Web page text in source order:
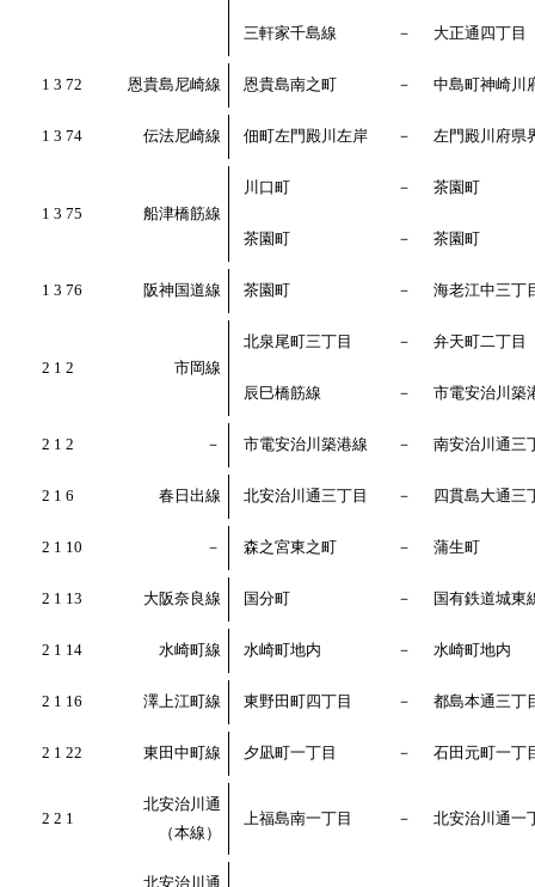
三軒家千島線 － 大正通四丁目
1 3 72 恩貴島尼崎線 恩貴島南之町 － 中島町神崎川
1 3 74 伝法尼崎線 佃町左門殿川左岸 － 左門殿川府県
1 3 75 船津橋筋線
川口町 － 茶園町
茶園町 － 茶園町
1 3 76 阪神国道線 茶園町 － 海老江中三丁
2 1 2 市岡線
北泉尾町三丁目 － 弁天町二丁目
辰巳橋筋線 － 市電安治川築
2 1 2 － 市電安治川築港線 － 南安治川通三
2 1 6 春日出線 北安治川通三丁目 － 四貫島大通三
2 1 10 － 森之宮東之町 － 蒲生町
2 1 13 大阪奈良線 国分町 － 国有鉄道城東
2 1 14 水崎町線 水崎町地内 － 水崎町地内
2 1 16 澤上江町線 東野田町四丁目 － 都島本通三丁
2 1 22 東田中町線 夕凪町一丁目 － 石田元町一丁
2 2 1
北安治川通
（本線）
上福島南一丁目 － 北安治川通一
北安治川通